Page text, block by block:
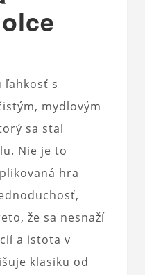
ľahkosť s
mydlovým
sa stal
Nie je to
hra
že sa nesnaží
a istota v
klasiku od